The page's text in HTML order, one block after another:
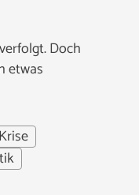
Doch
etwas